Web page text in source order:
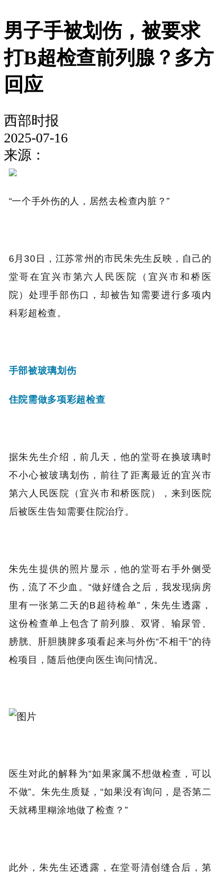
男子手被划伤，被要求
打B超检查前列腺？多方
回应
西部时报
2025-07-16
来源：
“一个手外伤的人，居然去检查内脏？”
6月30日，江苏常州的市民朱先生反映，自己的
堂哥在宜兴市第六人民医院（宜兴市和桥医
院）处理手部伤口，却被告知需要进行多项内
科彩超检查。
手部被玻璃划伤
住院需做多项彩超检查
据朱先生介绍，前几天，他的堂哥在换玻璃时
不小心被玻璃划伤 ，前往了距离最近的宜兴市
第六人民医院（宜兴市和桥医院），来到医院
后被医生告知需要住院治疗。
朱先生提供的照片显示，他的堂哥右手外侧受
伤，流了不少血。“做好缝合之后，我发现病房
里有一张第二天的B超待检单”，朱先生透露，
这份检查单上包含了前列腺、双肾、输尿管、
膀胱、肝胆胰脾多项看起来与外伤“不相干”的待
检项目
，随后他便向医生询问情况。
医生对此的解释为“如果家属不想做检查，可以
不做”。朱先生质疑，“如果没有询问，是否第二
天就稀里糊涂地做了检查？”
此外，朱先生还透露，在堂哥清创缝合后，第